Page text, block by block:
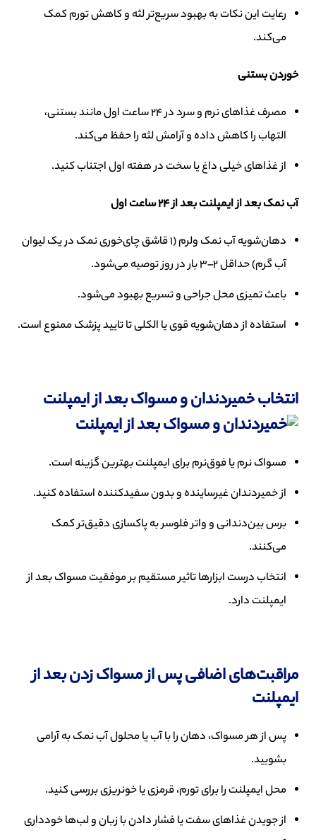
رعایت این نکات به بهبود سریع‌تر لثه و کاهش تورم کمک
می‌کند.
خوردن بستنی
مصرف غذاهای نرم و سرد در ۲۴ ساعت اول مانند بستنی،
التهاب را کاهش داده و آرامش لثه را حفظ می‌کند.
از غذاهای خیلی داغ یا سخت در هفته اول اجتناب کنید.
آب نمک بعد از ایمپلنت بعد از ۲۴ ساعت اول
دهان‌شویه آب نمک ولرم (1 قاشق چای‌خوری نمک در یک لیوان
آب گرم) حداقل 2–3 بار در روز توصیه می‌شود.
باعث تمیزی محل جراحی و تسریع بهبود می‌شود.
استفاده از دهان‌شویه قوی یا الکلی تا تایید پزشک ممنوع است.
انتخاب خمیردندان و مسواک بعد از ایمپلنت
مسواک نرم یا فوق‌نرم برای ایمپلنت بهترین گزینه است.
از خمیردندان غیرساینده و بدون سفیدکننده استفاده کنید.
برس بین‌دندانی و واتر فلوسر به پاکسازی دقیق‌تر کمک
می‌کنند.
انتخاب درست ابزارها تاثیر مستقیم بر موفقیت مسواک بعد از
ایمپلنت دارد.
مراقبت‌های اضافی پس از مسواک زدن بعد از
ایمپلنت
پس از هر مسواک، دهان را با آب یا محلول آب نمک به آرامی
بشویید.
محل ایمپلنت را برای تورم، قرمزی یا خونریزی بررسی کنید.
از جویدن غذاهای سفت یا فشار دادن با زبان و لب‌ها خودداری